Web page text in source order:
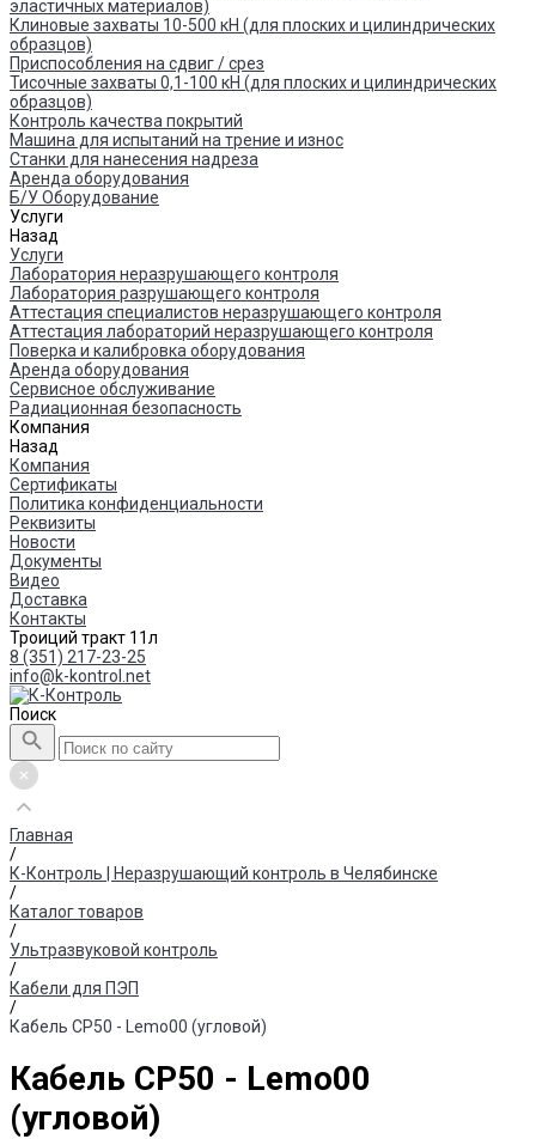
эластичных материалов)
Клиновые захваты 10-500 кН (для плоских и цилиндрических
образцов)
Приспособления на сдвиг / срез
Тисочные захваты 0,1-100 кН (для плоских и цилиндрических
образцов)
Контроль качества покрытий
Машина для испытаний на трение и износ
Cтанки для нанесения надреза
Аренда оборудования
Б/У Оборудование
Услуги
Назад
Услуги
Лаборатория неразрушающего контроля
Лаборатория разрушающего контроля
Аттестация специалистов неразрушающего контроля
Аттестация лабораторий неразрушающего контроля
Поверка и калибровка оборудования
Аренда оборудования
Сервисное обслуживание
Радиационная безопасность
Компания
Назад
Компания
Сертификаты
Политика конфиденциальности
Реквизиты
Новости
Документы
Видео
Доставка
Контакты
Троиций тракт 11л
8 (351) 217-23-25
info@k-kontrol.net
Поиск
Главная
/
К-Контроль | Неразрушающий контроль в Челябинске
/
Каталог товаров
/
Ультразвуковой контроль
/
Кабели для ПЭП
/
Кабель СР50 - Lemo00 (угловой)
Кабель СР50 - Lemo00
(угловой)